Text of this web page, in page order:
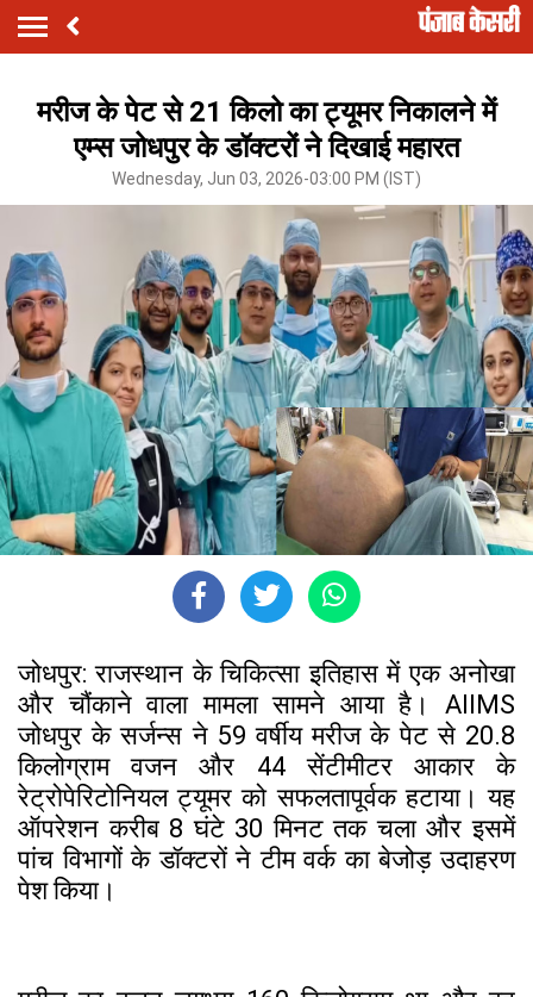
मरीज के पेट से 21 किलो का ट्यूमर निकालने में
एम्स जोधपुर के डॉक्टरों ने दिखाई महारत
Wednesday, Jun 03, 2026-03:00 PM (IST)
जोधपुर: राजस्थान के चिकित्सा इतिहास में एक अनोखा
और चौंकाने वाला मामला सामने आया है। AIIMS
जोधपुर के सर्जन्स ने 59 वर्षीय मरीज के पेट से 20.8
किलोग्राम वजन और 44 सेंटीमीटर आकार के
रेट्रोपेरिटोनियल ट्यूमर को सफलतापूर्वक हटाया। यह
ऑपरेशन करीब 8 घंटे 30 मिनट तक चला और इसमें
पांच विभागों के डॉक्टरों ने टीम वर्क का बेजोड़ उदाहरण
पेश किया।